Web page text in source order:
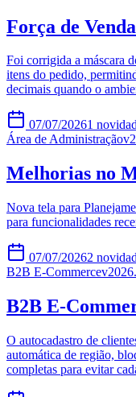
Força de
Foi corrigida a máscara
itens do pedido,
decimais quando o
07/07/20261
Área de Administraçãov
Melhorias no
Nova tela para
para funcionalidades
07/07/20262
B2B E-Commercev
B2B E-
O autocadastro de
automática de região,
completas para evitar